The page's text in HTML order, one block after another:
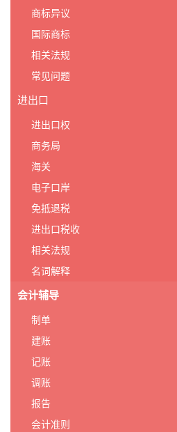
商标异议
国际商标
相关法规
常见问题
进出口
进出口权
商务局
海关
电子口岸
免抵退税
进出口税收
相关法规
名词解释
会计辅导
制单
建账
记账
调账
报告
会计准则